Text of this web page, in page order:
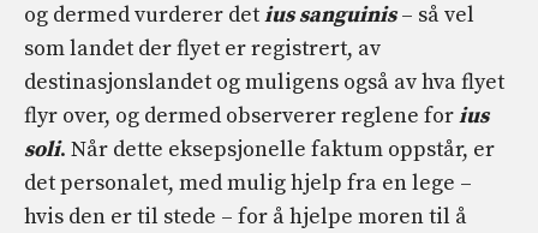
og dermed vurderer detius sanguinis – så vel
som landet der flyet er registrert, av
destinasjonslandet og muligens også av hva flyet
flyr over, og dermed observerer reglene forius
soli. Når dette eksepsjonelle faktum oppstår, er
det personalet, med mulig hjelp fra en lege –
hvis den er til stede – for å hjelpe moren til å